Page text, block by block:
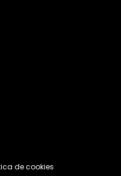
de cookies